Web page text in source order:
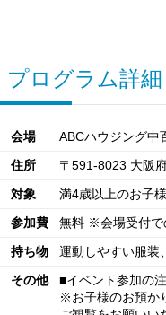
プログラム詳細
会場
ABCハウジング中
住所
〒591-8023 大阪
対象
満4歳以上のお子様
参加費
無料 ※会場受付で
持ち物
運動しやすい服装
その他
■イベント参加の
※お子様のお預か